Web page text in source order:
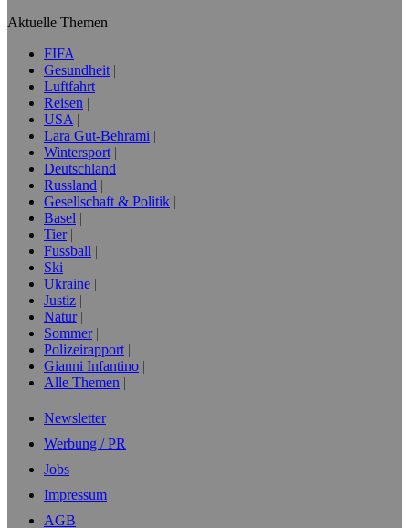
Aktuelle Themen
FIFA
Gesundheit
Luftfahrt
Reisen
USA
Lara Gut-Behrami
Wintersport
Deutschland
Russland
Gesellschaft & Politik
Basel
Tier
Fussball
Ski
Ukraine
Justiz
Natur
Sommer
Polizeirapport
Gianni Infantino
Alle Themen
Newsletter
Werbung / PR
Jobs
Impressum
AGB